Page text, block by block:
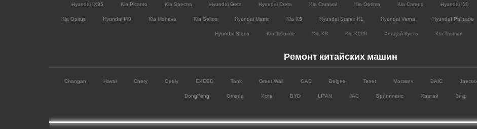
Hyundai IX35 Kia Picanto Kia Spectra Hyundai Getz Hyundai Creta Kia Carnival Kia Optima Kia Carens Hyundai I30
Kia Opirus Hyundai I40 Kia Mohave Kia Seltos Hyundai Matrix Kia K5 Hyundai Starex H1 Hyundai Verna HyundaI Palisade
Hyundai Staria Kia Telluride Kia K8 Kia K900 Хендай Кусто Kia Tasman
Ремонт китайских машин
Changan Haval Chery Geely EXEED Tank Great Wall GAC Belgee Tenet Москвич BAIC Jaecoo
DongFeng Omoda Xcite BYD LIFAN JAC Бриллианс Хавтай Зикр